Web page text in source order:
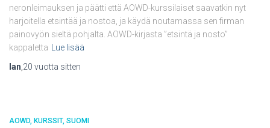
neronleimauksen ja päätti että AOWD-kurssilaiset saavatkin nyt
harjoitella etsintää ja nostoa, ja käydä noutamassa sen firman
painovyön sieltä pohjalta. AOWD-kirjasta ”etsintä ja nosto”
kappaletta
Lue lisää
Ian 20 vuotta sitten
AOWD KURSSIT SUOMI